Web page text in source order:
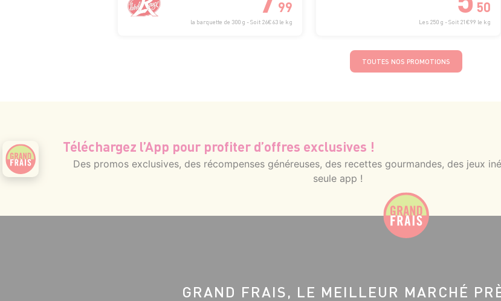
99
la barquette de 300 g - Soit 26€63 le kg
50
Les 250 g - Soit 21€99 le kg
TOUTES NOS PROMOTIONS
Téléchargez l’App pour profiter d’offres exclusives !
Des promos exclusives, des récompenses généreuses, des recettes gourmandes, des jeux
seule app !
GRAND FRAIS, LE MEILLEUR MARCHÉ